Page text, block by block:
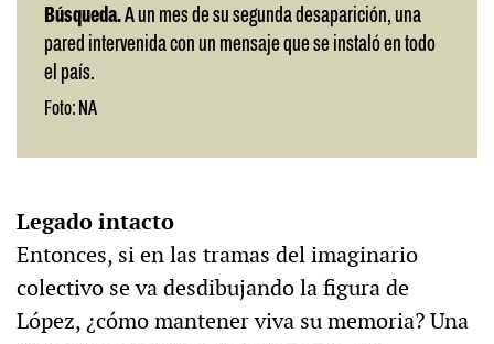
Búsqueda.A un mes de su segunda desaparición, una
pared intervenida con un mensaje que se instaló en todo
el país.
Foto: NA
Legado intacto
Entonces, si en las tramas del imaginario
colectivo se va desdibujando la figura de
López, ¿cómo mantener viva su memoria? Una